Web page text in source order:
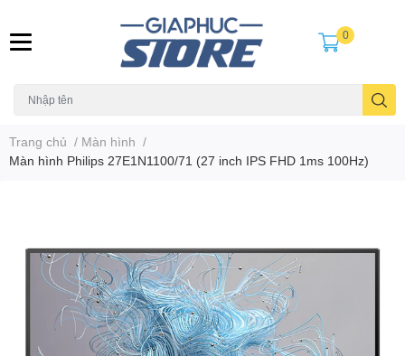
0
Trang chủ / Màn hình /
Màn hình Philips 27E1N1100/71 (27 inch IPS FHD 1ms 100Hz)